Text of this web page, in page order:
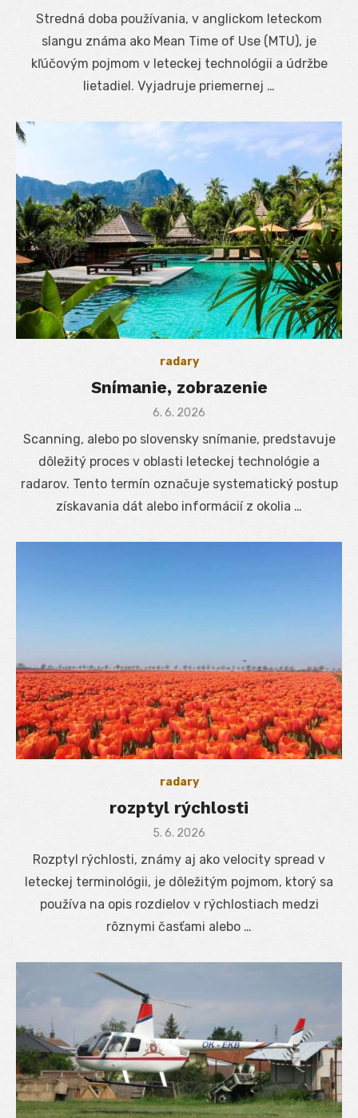
Stredná doba používania, v anglickom leteckom
slangu známa ako Mean Time of Use (MTU), je
kľúčovým pojmom v leteckej technológii a údržbe
lietadiel. Vyjadruje priemernej …
radary
Snímanie, zobrazenie
Posted
6. 6. 2026
Scanning, alebo po slovensky snímanie, predstavuje
dôležitý proces v oblasti leteckej technológie a
radarov. Tento termín označuje systematický postup
získavania dát alebo informácií z okolia …
radary
rozptyl rýchlosti
Posted
5. 6. 2026
Rozptyl rýchlosti, známy aj ako velocity spread v
leteckej terminológii, je dôležitým pojmom, ktorý sa
používa na opis rozdielov v rýchlostiach medzi
rôznymi časťami alebo …